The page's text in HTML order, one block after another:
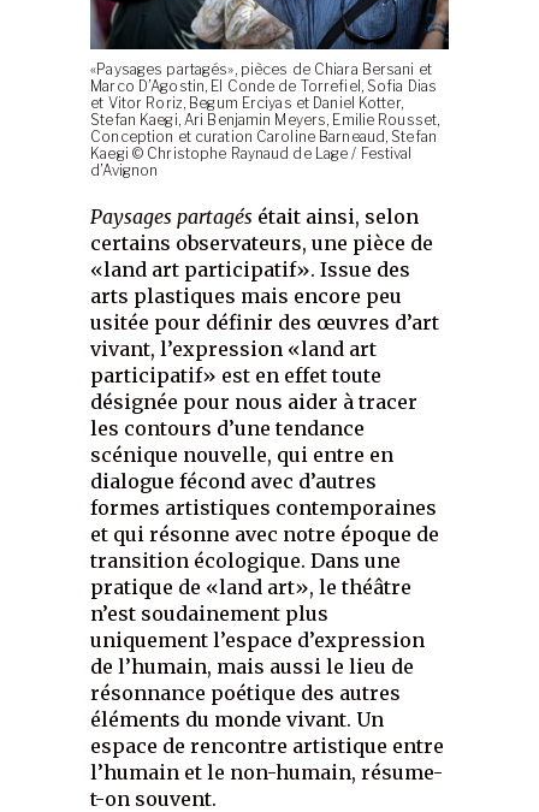
«Paysages partagés», pièces de Chiara Bersani et
Marco D’Agostin, El Conde de Torrefiel, Sofia Dias
et Vitor Roriz, Begum Erciyas et Daniel Kotter,
Stefan Kaegi, Ari Benjamin Meyers, Emilie Rousset,
Conception et curation Caroline Barneaud, Stefan
Kaegi © Christophe Raynaud de Lage / Festival
d’Avignon
Paysages partagés était ainsi, selon
certains observateurs, une pièce de
«land art participatif». Issue des
arts plastiques mais encore peu
usitée pour définir des œuvres d’art
vivant, l’expression «land art
participatif» est en effet toute
désignée pour nous aider à tracer
les contours d’une tendance
scénique nouvelle, qui entre en
dialogue fécond avec d’autres
formes artistiques contemporaines
et qui résonne avec notre époque de
transition écologique. Dans une
pratique de «land art», le théâtre
n’est soudainement plus
uniquement l’espace d’expression
de l’humain, mais aussi le lieu de
résonnance poétique des autres
éléments du monde vivant. Un
espace de rencontre artistique entre
l’humain et le non-humain, résume-
t-on souvent.